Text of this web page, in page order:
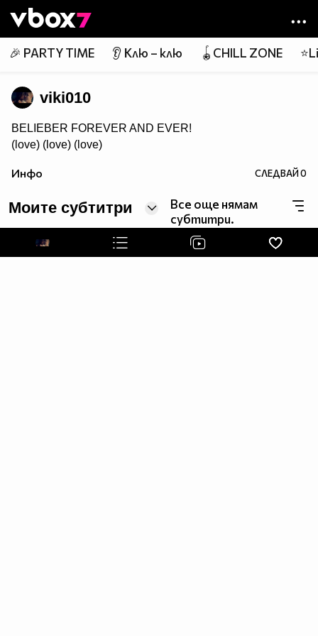
👾
🎉 PARTY TIME 👂 Клю – клю 🪀CHILL ZONE
viki010
BELIEBER FOREVER AND EVER!
(love) (love) (love)
Инфо СЛЕДВАЙ0
Моите субтитри
Все още нямам
субтитри.